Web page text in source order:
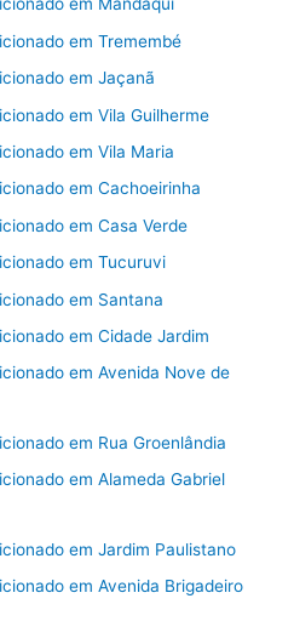
em Mandaqui
em Tremembé
em Jaçanã
em Vila Guilherme
em Vila Maria
em Cachoeirinha
em Casa Verde
em Tucuruvi
em Santana
em Cidade Jardim
em Avenida Nove de
em Rua Groenlândia
em Alameda Gabriel
em Jardim Paulistano
em Avenida Brigadeiro